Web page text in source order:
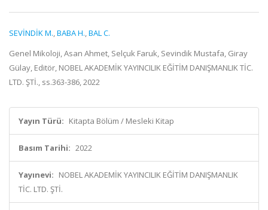
SEVİNDİK M.,BABA H.,BAL C.
Genel Mikoloji, Asan Ahmet, Selçuk Faruk, Sevindik Mustafa, Giray
Gülay, Editör, NOBEL AKADEMİK YAYINCILIK EĞİTİM DANIŞMANLIK TİC.
LTD. ŞTİ., ss.363-386, 2022
Yayın Türü: Kitapta Bölüm / Mesleki Kitap
Basım Tarihi: 2022
Yayınevi: NOBEL AKADEMİK YAYINCILIK EĞİTİM DANIŞMANLIK
TİC. LTD. ŞTİ.